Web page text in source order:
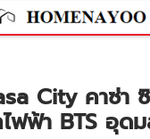
City คาซ่า
ไฟฟ้า BTS อุด